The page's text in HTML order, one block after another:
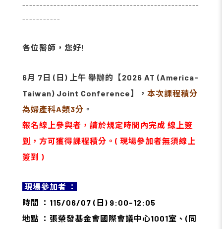
---------------------------------------------------
-----------
各位醫師，您好!
6月 7日 (日) 上午 舉辦的【2026 AT (America-
Taiwan) Joint Conference 】， 本次課程積分
為婦產科A類3分 。
報名線上參與者，請於規定時間內完成 線上簽
到 ，方可獲得課程積分。( 現場參加者無須線上
簽到 )
現場參加者 ：
時間 ：115/06/07 ( 日 ) 9:00-12:05
地點 ： 張榮發基金會國際會議中心1001室、(同